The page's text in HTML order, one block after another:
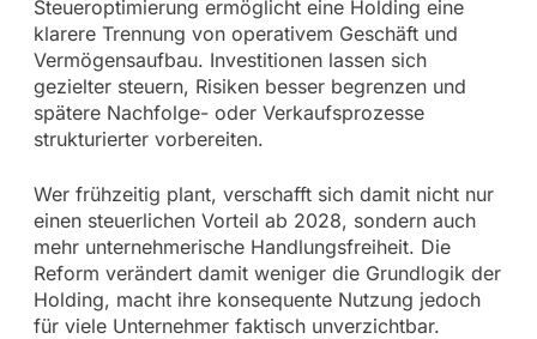
Steueroptimierung ermöglicht eine Holding eine
klarere Trennung von operativem Geschäft und
Vermögensaufbau. Investitionen lassen sich
gezielter steuern, Risiken besser begrenzen und
spätere Nachfolge- oder Verkaufsprozesse
strukturierter vorbereiten.
Wer frühzeitig plant, verschafft sich damit nicht nur
einen steuerlichen Vorteil ab 2028, sondern auch
mehr unternehmerische Handlungsfreiheit. Die
Reform verändert damit weniger die Grundlogik der
Holding, macht ihre konsequente Nutzung jedoch
für viele Unternehmer faktisch unverzichtbar.